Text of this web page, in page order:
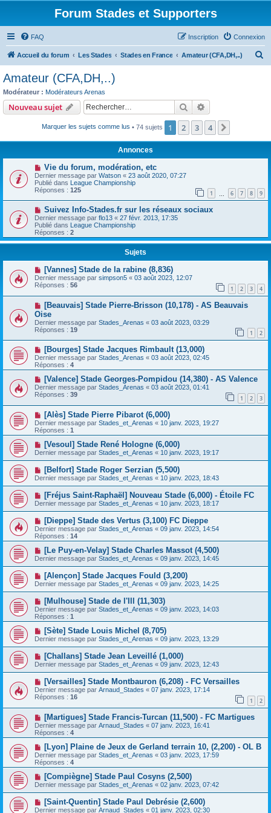
Forum Stades et Supporters
FAQ Connexion
Inscription
Accueil du forum Les Stades Stades en France Amateur (CFA,DH,..)
c
Amateur (CFA,DH,..)
Modérateur : Modérateurs Arenas
Nouveau sujet Rechercher
Marquer les sujets comme lus • 74 sujets 1 2 3 4
Annonces
Vie du forum, modération, etc
Dernier message par Watson « 23 août 2020, 07:27
Publié dans League Championship
Réponses : 125 1 6 7 8 9
Suivez Info-Stades.fr sur les réseaux sociaux
Dernier message par flo13 « 27 févr. 2013, 17:35
Publié dans League Championship
Réponses : 2
Sujets
[Vannes] Stade de la rabine (8,836)
Dernier message par simpson5 « 03 août 2023, 12:07
Réponses : 56 1 2 3 4
[Beauvais] Stade Pierre-Brisson (10,178) - AS Beauvais
Oise
Dernier message par Stades_Arenas « 03 août 2023, 03:29
Réponses : 19 1 2
[Bourges] Stade Jacques Rimbault (13,000)
Dernier message par Stades_Arenas « 03 août 2023, 02:45
Réponses : 4
[Valence] Stade Georges-Pompidou (14,380) - AS Valence
Dernier message par Stades_Arenas « 03 août 2023, 01:41
Réponses : 39 1 2 3
[Alès] Stade Pierre Pibarot (6,000)
Dernier message par Stades_et_Arenas « 10 janv. 2023, 19:27
Réponses : 1
[Vesoul] Stade René Hologne (6,000)
Dernier message par Stades_et_Arenas « 10 janv. 2023, 19:17
[Belfort] Stade Roger Serzian (5,500)
Dernier message par Stades_et_Arenas « 10 janv. 2023, 18:43
[Fréjus Saint-Raphaël] Nouveau Stade (6,000) - Étoile FC
Dernier message par Stades_et_Arenas « 10 janv. 2023, 18:17
[Dieppe] Stade des Vertus (3,100) FC Dieppe
Dernier message par Stades_et_Arenas « 09 janv. 2023, 14:54
Réponses : 14
[Le Puy-en-Velay] Stade Charles Massot (4,500)
Dernier message par Stades_et_Arenas « 09 janv. 2023, 14:45
[Alençon] Stade Jacques Fould (3,200)
Dernier message par Stades_et_Arenas « 09 janv. 2023, 14:25
[Mulhouse] Stade de l'Ill (11,303)
Dernier message par Stades_et_Arenas « 09 janv. 2023, 14:03
Réponses : 1
[Sète] Stade Louis Michel (8,705)
Dernier message par Stades_et_Arenas « 09 janv. 2023, 13:29
[Challans] Stade Jean Leveillé (1,000)
Dernier message par Stades_et_Arenas « 09 janv. 2023, 12:43
[Versailles] Stade Montbauron (6,208) - FC Versailles
Dernier message par Arnaud_Stades « 07 janv. 2023, 17:14
Réponses : 16 1 2
[Martigues] Stade Francis-Turcan (11,500) - FC Martigues
Dernier message par Arnaud_Stades « 07 janv. 2023, 16:41
Réponses : 4
[Lyon] Plaine de Jeux de Gerland terrain 10, (2,200) - OL B
Dernier message par Stades_et_Arenas « 03 janv. 2023, 17:59
Réponses : 4
[Compiègne] Stade Paul Cosyns (2,500)
Dernier message par Stades_et_Arenas « 02 janv. 2023, 07:42
[Saint-Quentin] Stade Paul Debrésie (2,600)
Dernier message par Arnaud_Stades « 01 janv. 2023, 02:30